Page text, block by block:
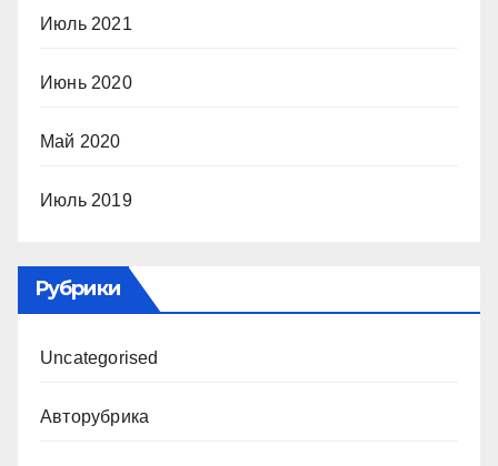
Июль 2021
Июнь 2020
Май 2020
Июль 2019
Рубрики
Uncategorised
Авторубрика